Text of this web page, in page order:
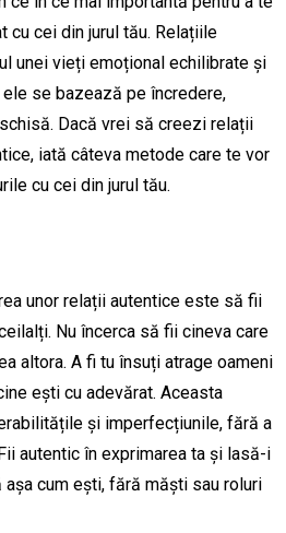
cu cei din jurul tău. Relațiile
unei vieți emoțional echilibrate și
se bazează pe încredere,
Dacă vrei să creezi relații
iată câteva metode care te vor
cu cei din jurul tău.
unor relații autentice este să fii
Nu încerca să fii cineva care
altora. A fi tu însuți atrage oameni
ești cu adevărat. Aceasta
și imperfecțiunile, fără a
autentic în exprimarea ta și lasă-i
cum ești, fără măști sau roluri